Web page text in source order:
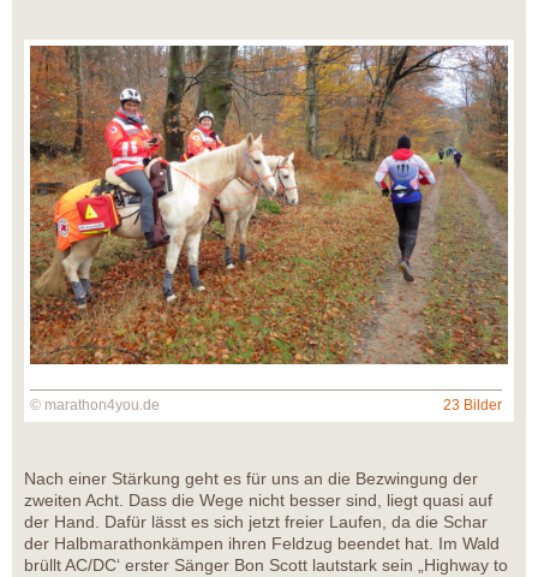
© marathon4you.de 23 Bilder
Nach einer Stärkung geht es für uns an die Bezwingung der
zweiten Acht. Dass die Wege nicht besser sind, liegt quasi auf
der Hand. Dafür lässt es sich jetzt freier Laufen, da die Schar
der Halbmarathonkämpen ihren Feldzug beendet hat. Im Wald
brüllt AC/DC‘ erster Sänger Bon Scott lautstark sein „Highway to